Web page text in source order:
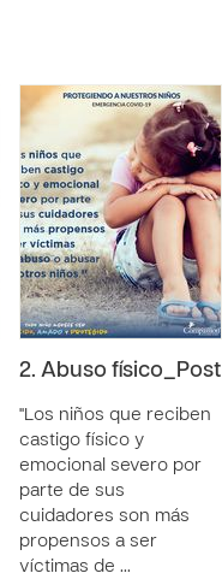
2. Abuso físico_Post
"Los niños que reciben
castigo físico y
emocional severo por
parte de sus
cuidadores son más
propensos a ser
víctimas de …